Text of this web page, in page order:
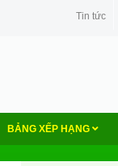
Tin tức
BẢNG XẾP HẠNG